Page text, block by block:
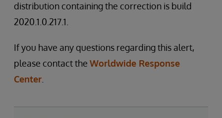
distribution containing the correction is build
2020.1.0.217.1.
If you have any questions regarding this alert,
please contact the Worldwide Response
Center